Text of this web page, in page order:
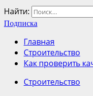
Найти:
Подписка
Главная
Строительство
Как проверить
Строительство